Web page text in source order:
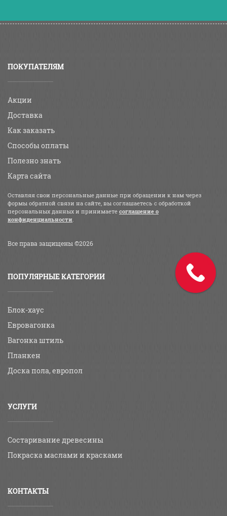
ПОКУПАТЕЛЯМ
Акции
Доставка
Как заказать
Способы оплаты
Полезно знать
Карта сайта
Оставляя свои персональные данные при обращении к нам через
формы обратной связи на сайте, вы соглашаетесь с обработкой
персональных данных и принимаете соглашение о
конфиденциальности
Все права защищены ©2026
ПОПУЛЯРНЫЕ КАТЕГОРИИ
Блок-хаус
Евровагонка
Вагонка штиль
Планкен
Доска пола, европол
УСЛУГИ
Состаривание древесины
Покраска маслами и красками
КОНТАКТЫ